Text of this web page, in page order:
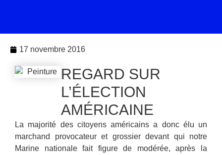
17 novembre 2016
REGARD SUR
L’ÉLECTION
AMÉRICAINE
La majorité des citoyens américains a donc élu un
marchand provocateur et grossier devant qui notre
Marine nationale fait figure de modérée, après la